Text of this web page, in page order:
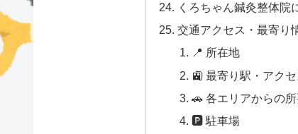
くろちゃん鍼灸整体院
交通アクセス・最寄り
📍 所在地
🚉 最寄り駅・アクセ
🚗 各エリアからの
🅿 駐車場